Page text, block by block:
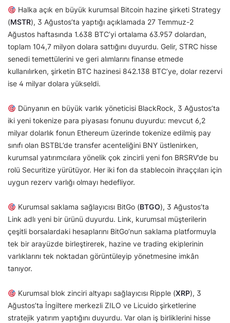
Halka açık en büyük kurumsal Bitcoin hazine şirketi Strategy
(MSTR), 3 Ağustos’ta yaptığı açıklamada 27 Temmuz-2
Ağustos haftasında 1.638 BTC’yi ortalama 63.957 dolardan,
toplam 104,7 milyon dolara sattığını duyurdu. Gelir, STRC hisse
senedi temettülerini ve geri alımlarını finanse etmede
kullanılırken, şirketin BTC hazinesi 842.138 BTC’ye, dolar rezervi
ise 4 milyar dolara yükseldi.
Dünyanın en büyük varlık yöneticisi BlackRock, 3 Ağustos’ta
iki yeni tokenize para piyasası fonunu duyurdu: mevcut 6,2
milyar dolarlık fonun Ethereum üzerinde tokenize edilmiş pay
sınıfı olan BSTBL’de transfer acenteliğini BNY üstlenirken,
kurumsal yatırımcılara yönelik çok zincirli yeni fon BRSRV’de bu
rolü Securitize yürütüyor. Her iki fon da stablecoin ihraççıları için
uygun rezerv varlığı olmayı hedefliyor.
Kurumsal saklama sağlayıcısı BitGo (BTGO), 3 Ağustos’ta
Link adlı yeni bir ürünü duyurdu. Link, kurumsal müşterilerin
çeşitli borsalardaki hesaplarını BitGo’nun saklama platformuyla
tek bir arayüzde birleştirerek, hazine ve trading ekiplerinin
varlıklarını tek noktadan görüntüleyip yönetmesine imkân
tanıyor.
Kurumsal blok zinciri altyapı sağlayıcısı Ripple (XRP), 3
Ağustos’ta İngiltere merkezli ZILO ve Licuido şirketlerine
stratejik yatırım yaptığını duyurdu. Var olan iş birliklerini hisse